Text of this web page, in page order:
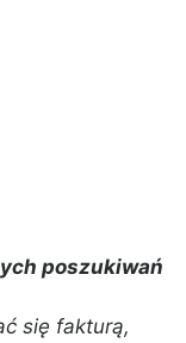
poszukiwań
się fakturą,